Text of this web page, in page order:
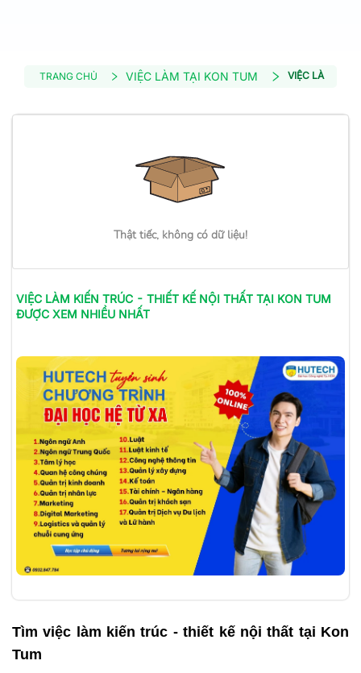
TRANG CHỦ VIỆC LÀM TẠI KON TUM VIỆC LÀM
Thật tiếc, không có dữ liệu!
VIỆC LÀM KIẾN TRÚC - THIẾT KẾ NỘI THẤT TẠI KON TUM
ĐƯỢC XEM NHIỀU NHẤT
Tìm việc làm kiến trúc - thiết kế nội thất tại Kon
Tum